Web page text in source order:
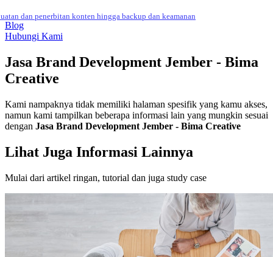
dan penerbitan konten hingga backup dan keamanan
Blog
Hubungi Kami
Jasa Brand Development Jember - Bima
Creative
Kami nampaknya tidak memiliki halaman spesifik yang kamu akses,
namun kami tampilkan beberapa informasi lain yang mungkin sesuai
dengan Jasa Brand Development Jember - Bima Creative
Lihat Juga Informasi Lainnya
Mulai dari artikel ringan, tutorial dan juga study case